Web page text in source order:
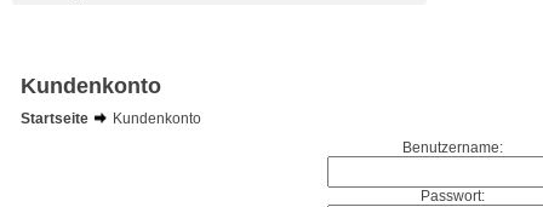
Kundenkonto
Startseite
Kundenkonto
Benutzername:
Passwort: